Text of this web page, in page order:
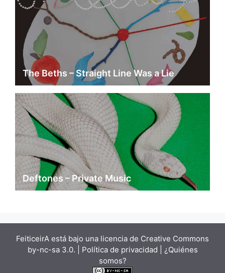
The Beths – Straight Line Was a Lie
Deftones – Private Music
FeiticeirA está bajo una licencia de Creative Commons
by-nc-sa 3.0. | Política de privacidad | ¿Quiénes
somos?